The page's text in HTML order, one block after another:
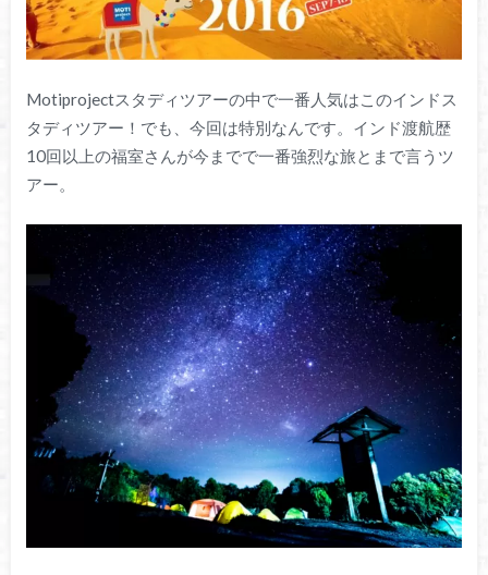
Motiprojectスタディツアーの中で一番人気はこのインドス
タディツアー！でも、今回は特別なんです。インド渡航歴
10回以上の福室さんが今までで一番強烈な旅とまで言うツ
アー。